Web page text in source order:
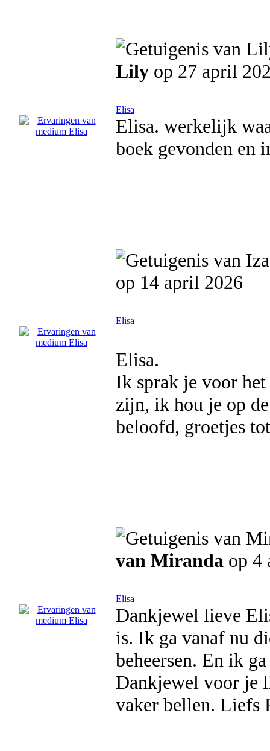
Lily op 27 april
Elisa
Elisa. werkelijk
boek gevonden en
op 14 april 2026
Elisa
Elisa.
Ik sprak je voor
zijn, ik hou je op
beloofd, groetjes
van Miranda op 4
Elisa
Dankjewel lieve
is. Ik ga vanaf nu
beheersen. En ik
Dankjewel voor je
vaker bellen. Liefs